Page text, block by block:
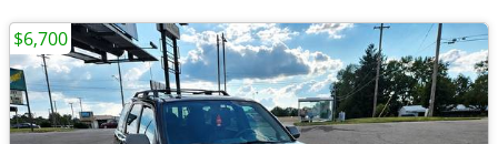
$6,700